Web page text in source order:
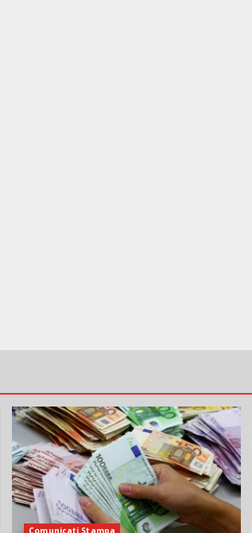
Comunicati Stampa